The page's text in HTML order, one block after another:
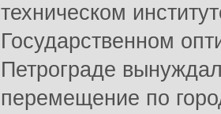
техническом
Государственном
Петрограде
перемещение по